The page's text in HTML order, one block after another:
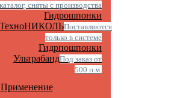
каталог, сняты с производства
Гидрошпонки
ТехноНИКОЛЬПоставляются
только в системе
Гидрпошпонки
УльтрабандПод заказ от
500 п.м.
Применение